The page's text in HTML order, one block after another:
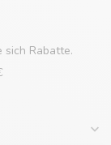
sich Rabatte.